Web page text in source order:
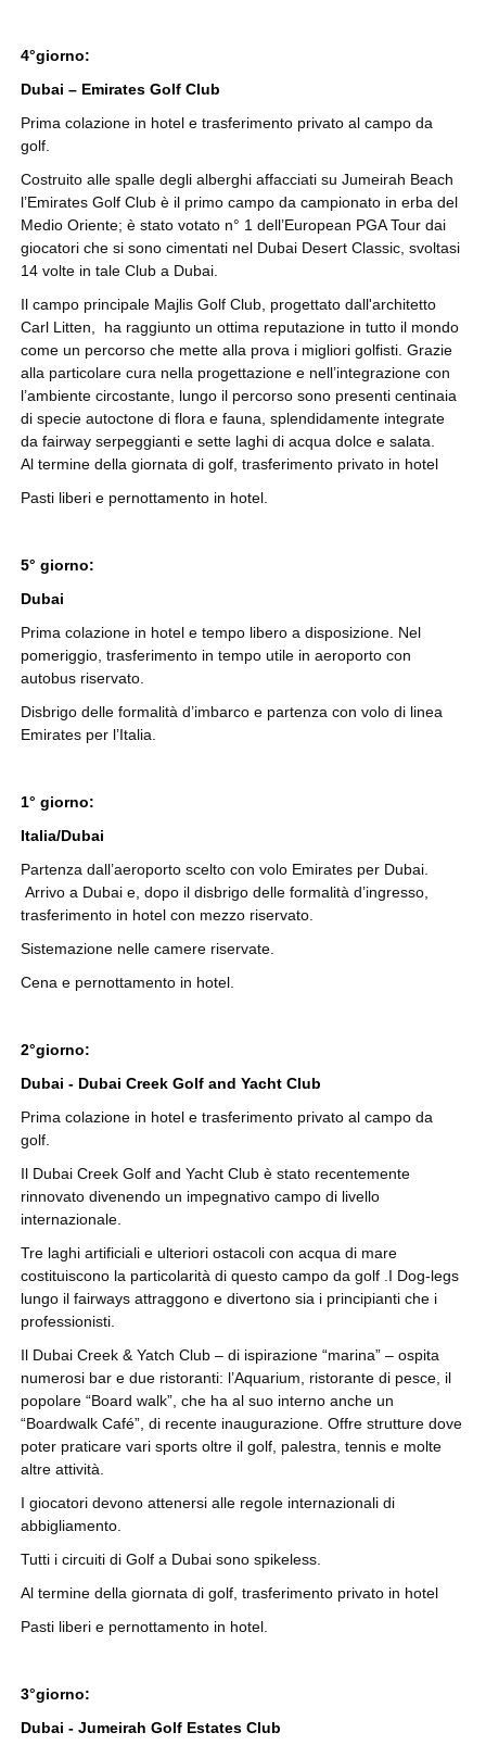
4°giorno:
Dubai – Emirates Golf Club
Prima colazione in hotel e trasferimento privato al campo da
golf.
Costruito alle spalle degli alberghi affacciati su Jumeirah Beach
l’Emirates Golf Club è il primo campo da campionato in erba del
Medio Oriente; è stato votato n° 1 dell’European PGA Tour dai
giocatori che si sono cimentati nel Dubai Desert Classic, svoltasi
14 volte in tale Club a Dubai.
Il campo principale Majlis Golf Club, progettato dall'architetto
Carl Litten, ha raggiunto un ottima reputazione in tutto il mondo
come un percorso che mette alla prova i migliori golfisti. Grazie
alla particolare cura nella progettazione e nell’integrazione con
l’ambiente circostante, lungo il percorso sono presenti centinaia
di specie autoctone di flora e fauna, splendidamente integrate
da fairway serpeggianti e sette laghi di acqua dolce e salata.
Al termine della giornata di golf, trasferimento privato in hotel
Pasti liberi e pernottamento in hotel.
5° giorno:
Dubai
Prima colazione in hotel e tempo libero a disposizione. Nel
pomeriggio, trasferimento in tempo utile in aeroporto con
autobus riservato.
Disbrigo delle formalità d’imbarco e partenza con volo di linea
Emirates per l’Italia.
1° giorno:
Italia/Dubai
Partenza dall’aeroporto scelto con volo Emirates per Dubai.
Arrivo a Dubai e, dopo il disbrigo delle formalità d’ingresso,
trasferimento in hotel con mezzo riservato.
Sistemazione nelle camere riservate.
Cena e pernottamento in hotel.
2°giorno:
Dubai - Dubai Creek Golf and Yacht Club
Prima colazione in hotel e trasferimento privato al campo da
golf.
Il Dubai Creek Golf and Yacht Club è stato recentemente
rinnovato divenendo un impegnativo campo di livello
internazionale.
Tre laghi artificiali e ulteriori ostacoli con acqua di mare
costituiscono la particolarità di questo campo da golf .I Dog-legs
lungo il fairways attraggono e divertono sia i principianti che i
professionisti.
Il Dubai Creek & Yatch Club – di ispirazione “marina” – ospita
numerosi bar e due ristoranti: l’Aquarium, ristorante di pesce, il
popolare “Board walk”, che ha al suo interno anche un
“Boardwalk Café”, di recente inaugurazione. Offre strutture dove
poter praticare vari sports oltre il golf, palestra, tennis e molte
altre attività.
I giocatori devono attenersi alle regole internazionali di
abbigliamento.
Tutti i circuiti di Golf a Dubai sono spikeless.
Al termine della giornata di golf, trasferimento privato in hotel
Pasti liberi e pernottamento in hotel.
3°giorno:
Dubai - Jumeirah Golf Estates Club